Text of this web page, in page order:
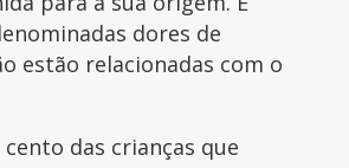
dores de
estão relacionadas com o
das crianças que